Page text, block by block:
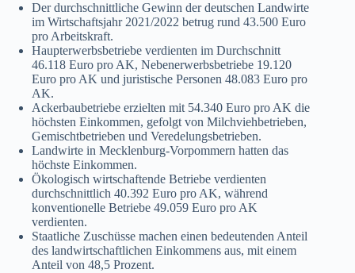
Der durchschnittliche Gewinn der deutschen Landwirte
im Wirtschaftsjahr 2021/2022 betrug rund 43.500 Euro
pro Arbeitskraft.
Haupterwerbsbetriebe verdienten im Durchschnitt
46.118 Euro pro AK, Nebenerwerbsbetriebe 19.120
Euro pro AK und juristische Personen 48.083 Euro pro
AK.
Ackerbaubetriebe erzielten mit 54.340 Euro pro AK die
höchsten Einkommen, gefolgt von Milchviehbetrieben,
Gemischtbetrieben und Veredelungsbetrieben.
Landwirte in Mecklenburg-Vorpommern hatten das
höchste Einkommen.
Ökologisch wirtschaftende Betriebe verdienten
durchschnittlich 40.392 Euro pro AK, während
konventionelle Betriebe 49.059 Euro pro AK
verdienten.
Staatliche Zuschüsse machen einen bedeutenden Anteil
des landwirtschaftlichen Einkommens aus, mit einem
Anteil von 48,5 Prozent.